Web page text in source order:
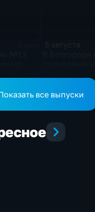
все выпуски